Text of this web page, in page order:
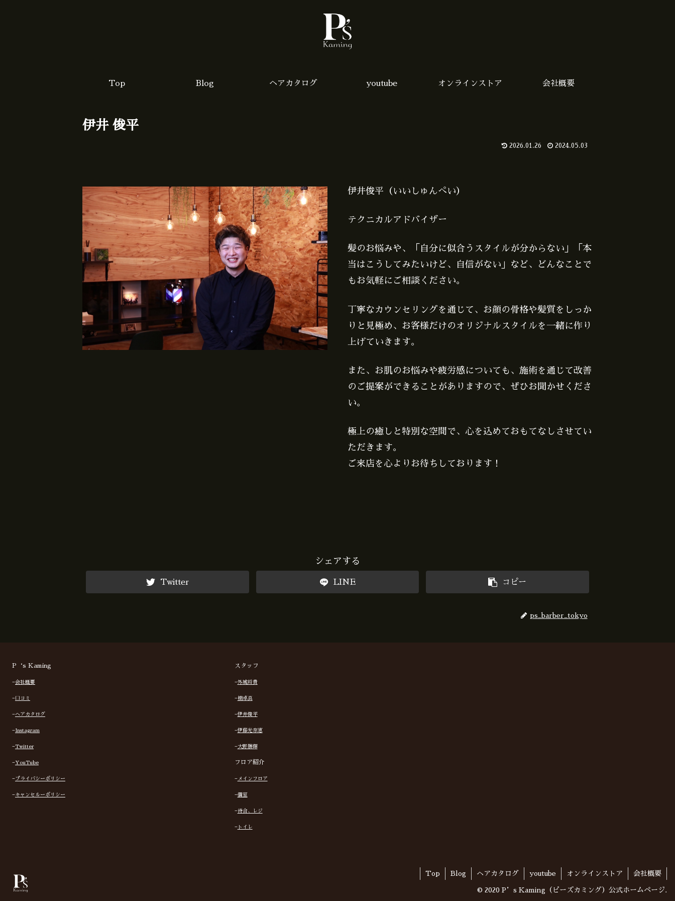
Top Blog ヘアカタログ youtube オンラインストア 会社概要
伊井 俊平
2026.01.26 2024.05.03
伊井俊平（いいしゅんぺい）
テクニカルアドバイザー
髪のお悩みや、「自分に似合うスタイルが分からない」「本
当はこうしてみたいけど、自信がない」など、どんなことで
もお気軽にご相談ください。
丁寧なカウンセリングを通じて、お顔の骨格や髪質をしっか
りと見極め、お客様だけのオリジナルスタイルを一緒に作り
上げていきます。
また、お肌のお悩みや疲労感についても、施術を通じて改善
のご提案ができることがありますので、ぜひお聞かせくださ
い。
極上の癒しと特別な空間で、心を込めておもてなしさせてい
ただきます。
ご来店を心よりお待ちしております！
シェアする
Twitter LINE コピー
ps_barber_tokyo
P‘s Kaming
−会社概要
− 口コミ
−ヘアカタログ
−Instagram
−Twitter
−YouTube
−プライバシーポリシー
−キャンセルーポリシー
スタッフ
−外城将貴
−楠卓真
−伊井俊平
−伊藤光奈恵
−大野勝輝
フロア紹介
−メインフロア
−個室
−待合、レジ
−トイレ
Top Blog ヘアカタログ youtube オンラインストア 会社概要
© 2020 P’s Kaming（ピーズカミング）公式ホームページ.